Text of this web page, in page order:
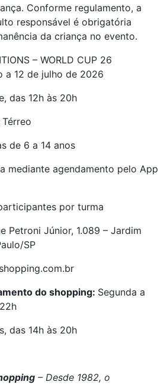
Conforme regulamento, a
responsável é obrigatória
da criança no evento.
– WORLD CUP 26
a 12 de julho de 2026
das 12h às 20h
de 6 a 14 anos
mediante agendamento pelo App
por turma
Petroni Júnior, 1.089 – Jardim
SP
do shopping: Segunda a
das 14h às 20h
– Desde 1982, o